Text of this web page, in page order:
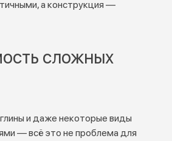
а конструкция —
сложных
и даже некоторые виды
— всё это не проблема для